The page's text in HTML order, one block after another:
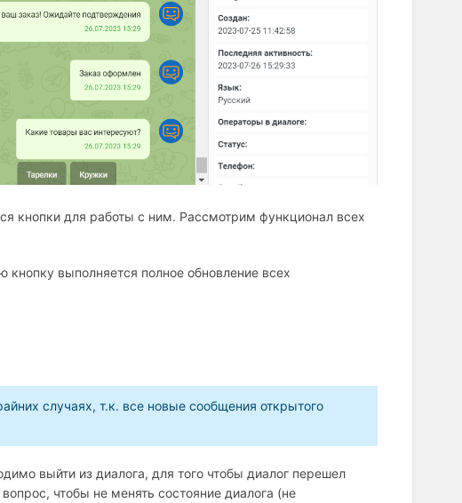
кнопки для работы с ним. Рассмотрим функционал всех
выполняется полное обновление всех
случаях, т.к. все новые сообщения открытого
выйти из диалога, для того чтобы диалог перешел
чтобы не менять состояние диалога (не